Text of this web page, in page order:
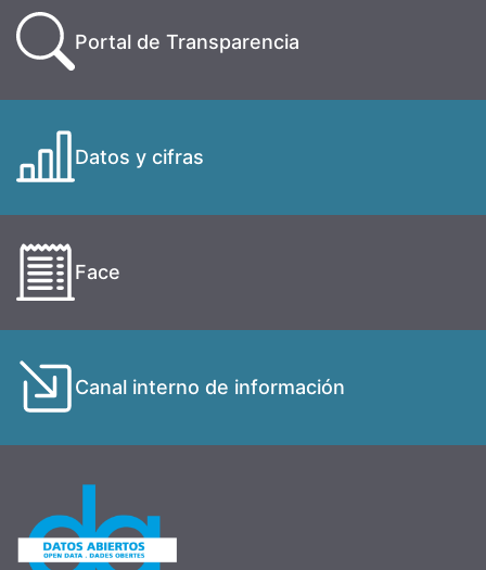
Portal de Transparencia
Datos y cifras
Face
Canal interno de información